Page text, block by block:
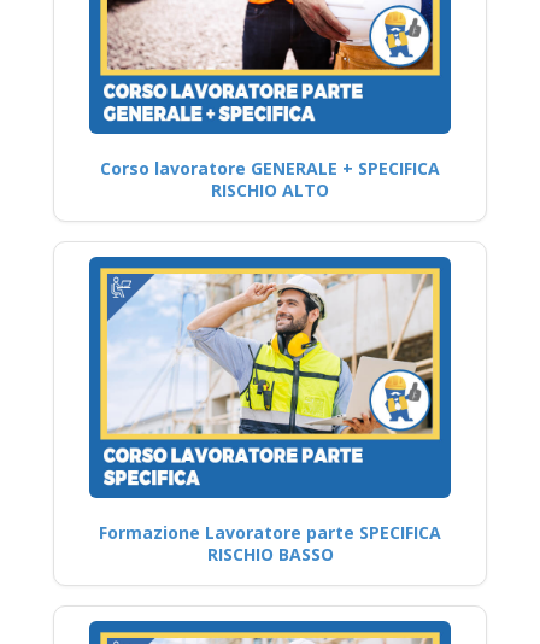
Corso lavoratore GENERALE + SPECIFICA
RISCHIO ALTO
Formazione Lavoratore parte SPECIFICA
RISCHIO BASSO